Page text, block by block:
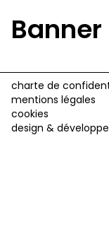
AA
Banner
charte de
mentions légales
cookies
design &